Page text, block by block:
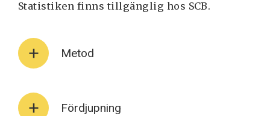
Statistiken finns tillgänglig hos SCB.
Metod
Fördjupning